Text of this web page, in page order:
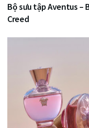
Bộ sưu tập Aventus –
Creed